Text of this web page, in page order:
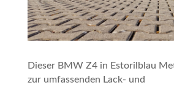
Dieser BMW Z4 in Estorilblau
zur umfassenden Lack- und